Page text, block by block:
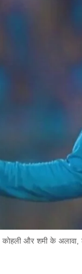
कोहली और शमी के अलावा,